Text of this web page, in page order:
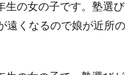
生の女の子です。塾選
遠くなるので娘が近所